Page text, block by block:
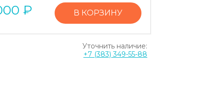
₽ В КОРЗИНУ
Уточнить наличие:
+7 (383) 349-55-88